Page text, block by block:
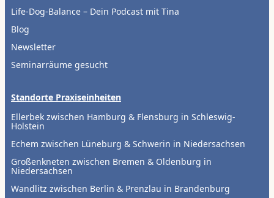
Life-Dog-Balance – Dein Podcast mit Tina
Blog
Newsletter
Seminarräume gesucht
Standorte Praxiseinheiten
Ellerbek zwischen Hamburg & Flensburg in Schleswig-
Holstein
Echem zwischen Lüneburg & Schwerin in Niedersachsen
Großenkneten zwischen Bremen & Oldenburg in
Niedersachsen
Wandlitz zwischen Berlin & Prenzlau in Brandenburg